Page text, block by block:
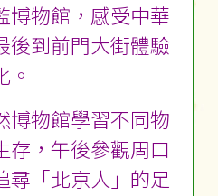
博物館，感受中華
後到前門大街體驗
。
博物館學習不同物
存，午後參觀周口
尋「北京人」的足